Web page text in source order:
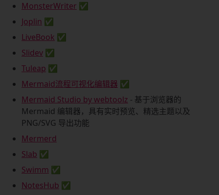
MonsterWriter ✅
Joplin ✅
LiveBook ✅
Slidev ✅
Tuleap ✅
Mermaid流程可视化编辑器 ✅
Mermaid Studio by webtoolz - 基于浏览器的
Mermaid 编辑器，具有实时预览、精选主题以及
PNG/SVG 导出功能
Mermerd
Slab ✅
Swimm ✅
NotesHub ✅